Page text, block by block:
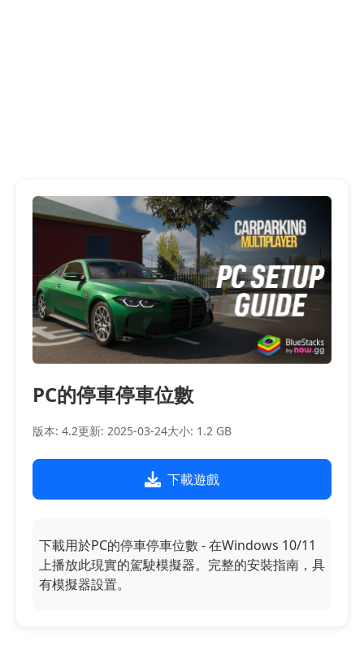
PC的停車停車位數
版本: 4.2更新: 2025-03-24大小: 1.2 GB
下載遊戲
下載用於PC的停車停車位數 - 在Windows 10/11
上播放此現實的駕駛模擬器。完整的安裝指南，具
有模擬器設置。